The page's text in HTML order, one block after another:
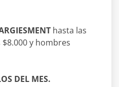
hasta las
y hombres
DEL MES.